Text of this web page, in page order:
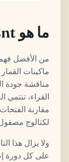
ما هو NetEnt في السوق
ماكينات
مناقشة جودة
القراء، تنتمي
مقارنة
لكتالوج
ولا يزال هذا
على كل دورة